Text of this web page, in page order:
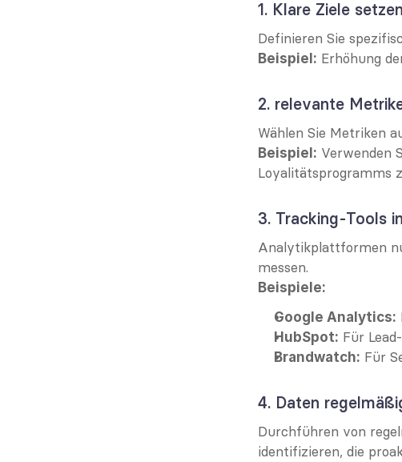
1. Klare Ziele setzen
Definieren Sie
Beispiel: Erhöhung
2. relevante
Wählen Sie Metriken
Beispiel: Verwenden
Loyalitätsprogramms
3. Tracking-Tools
Analytikplattformen
messen.
Beispiele:
Google Analytics:
HubSpot: Für
Brandwatch: Für
4. Daten
Durchführen von
identifizieren, die